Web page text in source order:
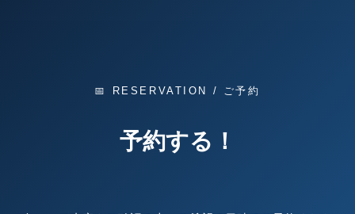
📅 RESERVATION / ご予約
予約する！